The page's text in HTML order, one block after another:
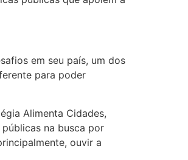
em seu país, um dos
para poder
Alimenta Cidades,
na busca por
ouvir a